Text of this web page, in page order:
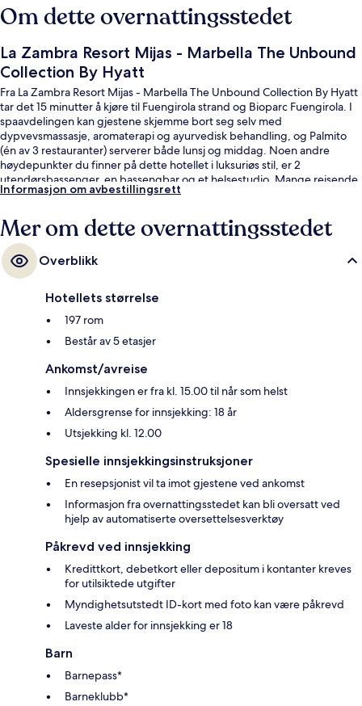
Om dette overnattingsstedet
La Zambra Resort Mijas - Marbella The Unbound
Collection By Hyatt
Fra La Zambra Resort Mijas - Marbella The Unbound Collection By Hyatt
tar det 15 minutter å kjøre til Fuengirola strand og Bioparc Fuengirola. I
spaavdelingen kan gjestene skjemme bort seg selv med
dypvevsmassasje, aromaterapi og ayurvedisk behandling, og Palmito
(én av 3 restauranter) serverer både lunsj og middag. Noen andre
høydepunkter du finner på dette hotellet i luksuriøs stil, er 2
utendørsbassenger, en bassengbar og et helsestudio. Mange reisende
liker den vennlige betjeningen.
Informasjon om avbestillingsrett
Mer om dette overnattingsstedet
Overblikk
Hotellets størrelse
197 rom
Består av 5 etasjer
Ankomst/avreise
Innsjekkingen er fra kl. 15.00 til når som helst
Aldersgrense for innsjekking: 18 år
Utsjekking kl. 12.00
Spesielle innsjekkingsinstruksjoner
En resepsjonist vil ta imot gjestene ved ankomst
Informasjon fra overnattingsstedet kan bli oversatt ved
hjelp av automatiserte oversettelsesverktøy
Påkrevd ved innsjekking
Kredittkort, debetkort eller depositum i kontanter kreves
for utilsiktede utgifter
Myndighetsutstedt ID-kort med foto kan være påkrevd
Laveste alder for innsjekking er 18
Barn
Barnepass*
Barneklubb*